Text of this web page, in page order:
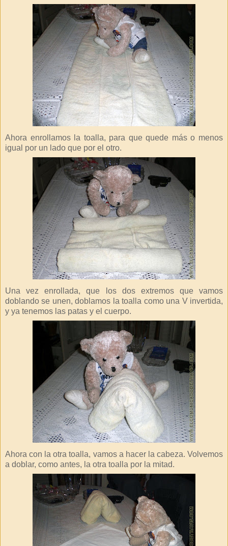
Ahora enrollamos la toalla, para que quede más o menos
igual por un lado que por el otro.
Una vez enrollada, que los dos extremos que vamos
doblando se unen, doblamos la toalla como una V invertida,
y ya tenemos las patas y el cuerpo.
Ahora con la otra toalla, vamos a hacer la cabeza. Volvemos
a doblar, como antes, la otra toalla por la mitad.